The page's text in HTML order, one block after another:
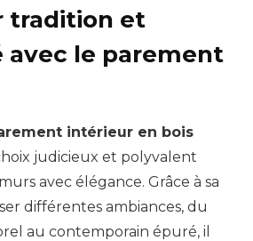
tradition et
avec le parement
intérieur en bois
judicieux et polyvalent
avec élégance. Grâce à sa
différentes ambiances, du
au contemporain épuré, il